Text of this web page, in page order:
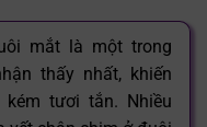
mắt là một trong
thấy nhất, khiến
tươi tắn. Nhiều